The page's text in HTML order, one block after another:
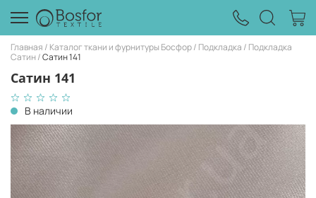
Главная Каталог ткани и фурнитуры Босфор Подкладка
Подкладка
Caтин Caтин 141
Caтин 141
В наличии